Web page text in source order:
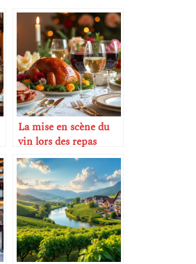
La mise en scène du
vin lors des repas
festifs